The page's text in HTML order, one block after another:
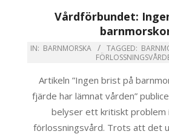
Vårdförbundet:
IN: BARNMORSKA TAGGED:
Artikeln ”Ingen brist på
fjärde har lämnat vården”
belyser ett kritiskt problem
förlossningsvård. Trots att det